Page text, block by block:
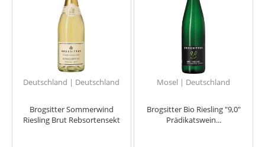
Deutschland | Deutschland
Brogsitter Sommerwind
Riesling Brut Rebsortensekt
Mosel | Deutschland
Brogsitter Bio Riesling "9,0"
Prädikatswein...